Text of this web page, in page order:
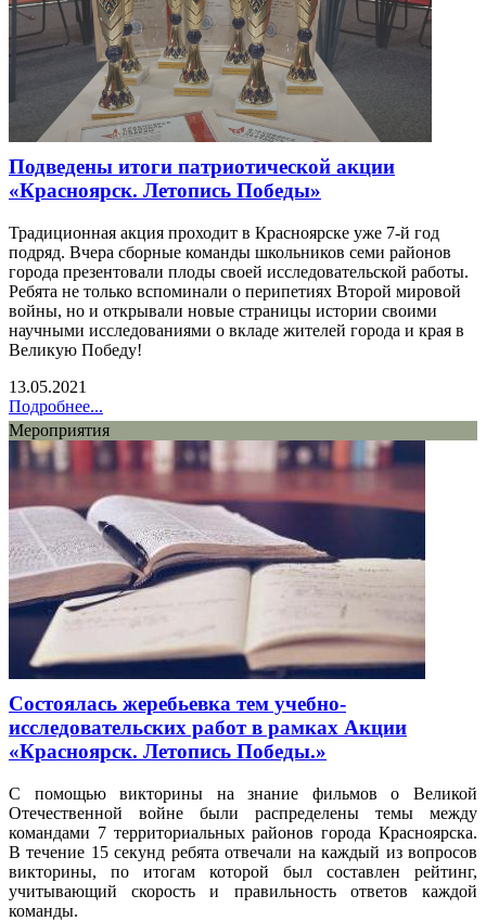
Подведены итоги патриотической акции
«Красноярск. Летопись Победы»
Традиционная акция проходит в Красноярске уже 7-й год
подряд. Вчера сборные команды школьников семи районов
города презентовали плоды своей исследовательской работы.
Ребята не только вспоминали о перипетиях Второй мировой
войны, но и открывали новые страницы истории своими
научными исследованиями о вкладе жителей города и края в
Великую Победу!
13.05.2021
Подробнее...
Мероприятия
Состоялась жеребьевка тем учебно-
исследовательских работ в рамках Акции
«Красноярск. Летопись Победы.»
С помощью викторины на знание фильмов о Великой
Отечественной войне были распределены темы между
командами 7 территориальных районов города Красноярска.
В течение 15 секунд ребята отвечали на каждый из вопросов
викторины, по итогам которой был составлен рейтинг,
учитывающий скорость и правильность ответов каждой
команды.